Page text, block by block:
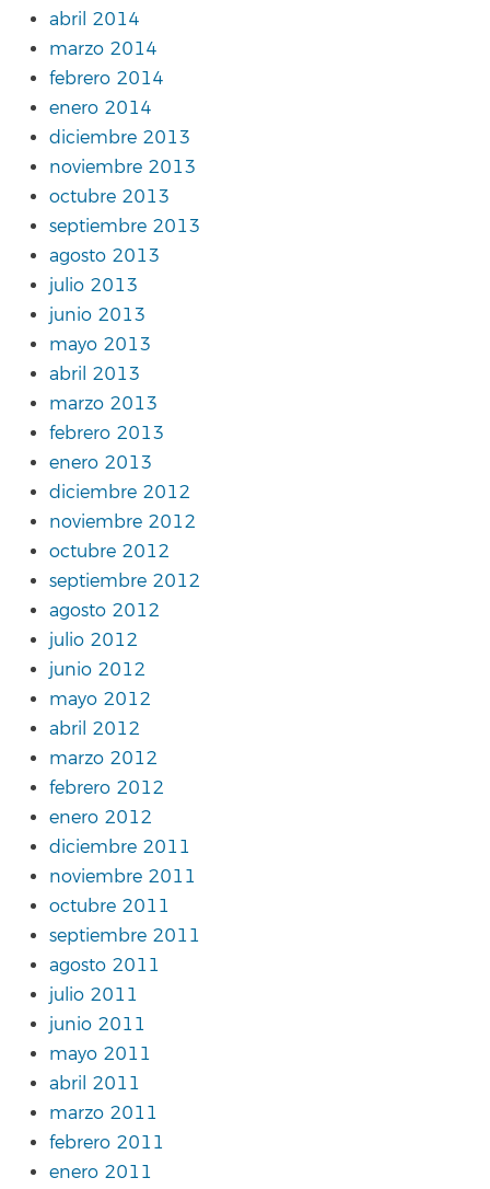
abril 2014
marzo 2014
febrero 2014
enero 2014
diciembre 2013
noviembre 2013
octubre 2013
septiembre 2013
agosto 2013
julio 2013
junio 2013
mayo 2013
abril 2013
marzo 2013
febrero 2013
enero 2013
diciembre 2012
noviembre 2012
octubre 2012
septiembre 2012
agosto 2012
julio 2012
junio 2012
mayo 2012
abril 2012
marzo 2012
febrero 2012
enero 2012
diciembre 2011
noviembre 2011
octubre 2011
septiembre 2011
agosto 2011
julio 2011
junio 2011
mayo 2011
abril 2011
marzo 2011
febrero 2011
enero 2011